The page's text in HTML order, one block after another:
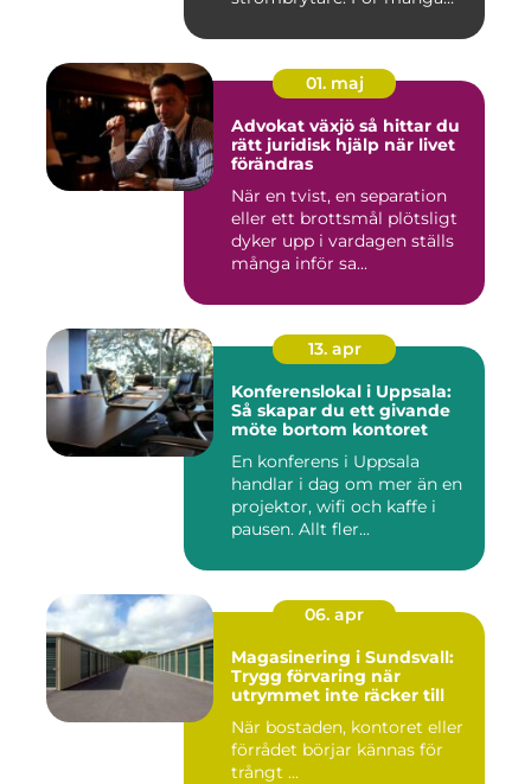
01. maj
Advokat växjö så hittar du
rätt juridisk hjälp när livet
förändras
När en tvist, en separation
eller ett brottsmål plötsligt
dyker upp i vardagen ställs
många inför sa...
13. apr
Konferenslokal i Uppsala:
Så skapar du ett givande
möte bortom kontoret
En konferens i Uppsala
handlar i dag om mer än en
projektor, wifi och kaffe i
pausen. Allt fler...
06. apr
Magasinering i Sundsvall:
Trygg förvaring när
utrymmet inte räcker till
När bostaden, kontoret eller
förrådet börjar kännas för
trångt ...